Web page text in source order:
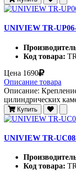
UNIVIEW TR-
Код товара:
Цена 1690
Описание товара
Описание:
цилиндрических
Купить
UNIVIEW TR-
Код товара: